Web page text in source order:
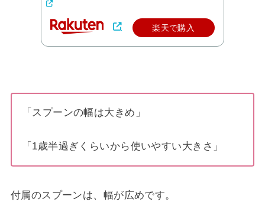
楽天で購入
「スプーンの幅は大きめ」
「1歳半過ぎくらいから使いやすい大きさ」
付属のスプーンは、幅が広めです。